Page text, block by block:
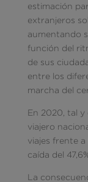
estimación
extranjeros
aumentando
función del
de sus
entre los
marcha del
En 2020, tal y
viajero
viajes frente a
caída del
La